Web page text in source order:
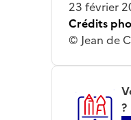
23 février
Crédits
© Jean de
?